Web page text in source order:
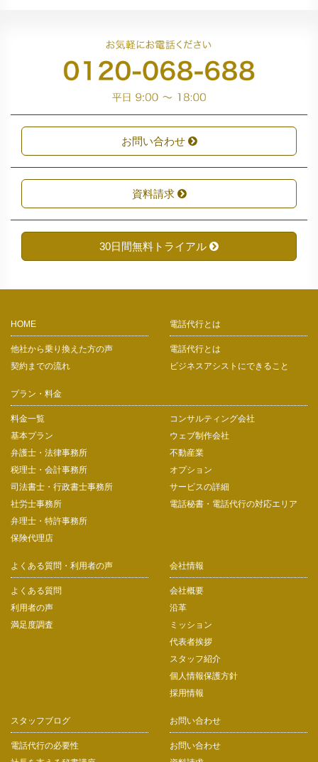
お問い合わせ
資料請求
30日間無料トライアル
HOME
他社から乗り換えた方の声
契約までの流れ
電話代行とは
電話代行とは
ビジネスアシストにできること
プラン・料金
料金一覧
基本プラン
弁護士・法律事務所
税理士・会計事務所
司法書士・行政書士事務所
社労士事務所
弁理士・特許事務所
保険代理店
コンサルティング会社
ウェブ制作会社
不動産業
オプション
サービスの詳細
電話秘書・電話代行の対応エリア
よくある質問・利用者の声
よくある質問
利用者の声
満足度調査
会社情報
会社概要
沿革
ミッション
代表者挨拶
スタッフ紹介
個人情報保護方針
採用情報
スタッフブログ
電話代行の必要性
お問い合わせ
お問い合わせ